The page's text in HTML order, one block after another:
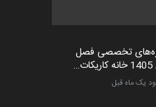
تخصصی فصل
یک ماه قبل